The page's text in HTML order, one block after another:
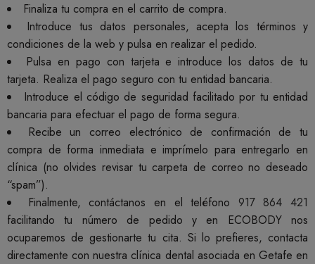
Finaliza tu compra en el carrito de compra.
Introduce tus datos personales, acepta los términos y
condiciones de la web y pulsa en realizar el pedido.
Pulsa en pago con tarjeta e introduce los datos de tu
tarjeta. Realiza el pago seguro con tu entidad bancaria.
Introduce el código de seguridad facilitado por tu entidad
bancaria para efectuar el pago de forma segura.
Recibe un correo electrónico de confirmación de tu
compra de forma inmediata e imprímelo para entregarlo en
clínica (no olvides revisar tu carpeta de correo no deseado
“spam”).
Finalmente, contáctanos en el teléfono 917 864 421
facilitando tu número de pedido y en ECOBODY nos
ocuparemos de gestionarte tu cita. Si lo prefieres, contacta
directamente con nuestra clínica dental asociada en Getafe en